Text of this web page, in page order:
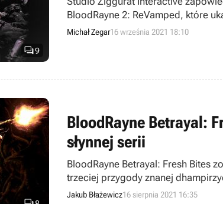
9
BloodRayne 2: ReVamped, które
Michał Zegar16 września 2021 18:10
BloodRayne Betrayal:
słynnej serii
BloodRayne Betrayal: Fresh Bites
trzeciej przygody znanej
Jakub Błażewicz16 sierpnia 2021 16:35